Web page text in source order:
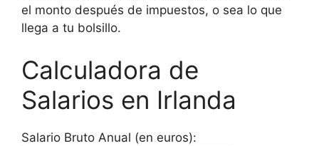
el monto después de impuestos, o sea lo que
llega a tu bolsillo.
Calculadora de
Salarios en Irlanda
Salario Bruto Anual (en euros):